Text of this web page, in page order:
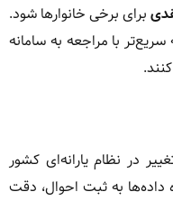
برای برخی خانوارها شود.
با مراجعه به سامانه
در نظام یارانه‌ای کشور
داده‌ها به ثبت احوال، دقت